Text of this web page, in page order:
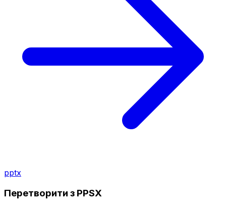
pptx
Перетворити з PPSX